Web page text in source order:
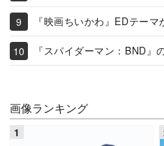
『映画ちいかわ』EDテー
『スパイダーマン：BND』
画像ランキング